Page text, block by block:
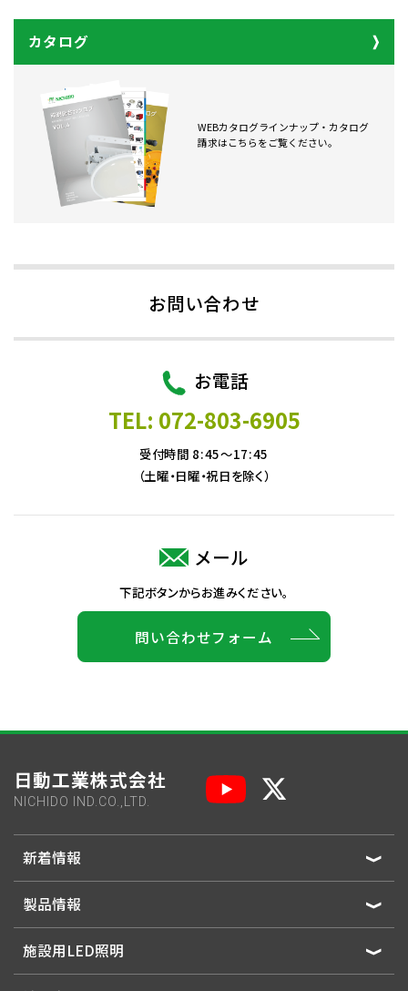
カタログ
WEBカタログラインナップ・カタログ
請求はこちらをご覧ください。
お問い合わせ
お電話
TEL: 072-803-6905
受付時間 8:45～17:45
（土曜・日曜・祝日を除く）
メール
下記ボタンからお進みください。
問い合わせフォーム
日動工業株式会社
NICHIDO IND.CO.,LTD.
新着情報
製品情報
施設用LED照明